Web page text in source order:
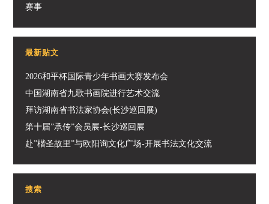
赛事
最新贴文
2026和平杯国际青少年书画大赛发布会
中国湖南省九歌书画院进行艺术交流
拜访湖南省书法家协会(长沙巡回展)
第十届”承传”会员展-长沙巡回展
赴”楷圣故里”与欧阳询文化广场-开展书法文化交流
搜索